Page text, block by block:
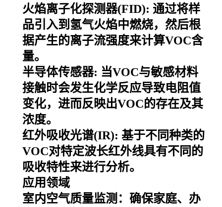
火焰离子化探测器(FID): 通过将样
品引入到氢气火焰中燃烧，然后根
据产生的离子流强度来计算VOC含
量。
半导体传感器: 当VOC与敏感材料
接触时会发生化学反应导致电阻值
变化，进而反映出VOC的存在及其
浓度。
红外吸收光谱(IR): 基于不同种类的
VOC对特定波长红外线具有不同的
吸收特性来进行分析。
应用领域
室内空气质量监测：确保家庭、办